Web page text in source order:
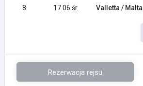
8 17.06 śr. Valletta / Malta
Rezerwacja rejsu